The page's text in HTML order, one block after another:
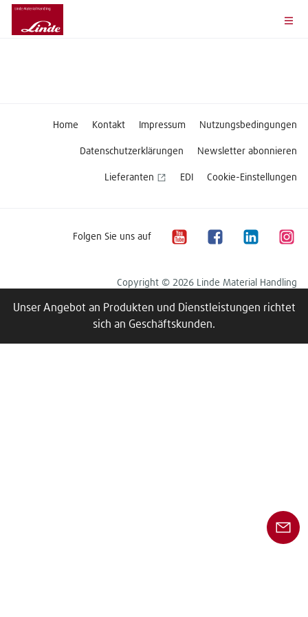
Home Kontakt Impressum Nutzungsbedingungen
Datenschutzerklärungen Newsletter abonnieren
Lieferanten EDI Cookie-Einstellungen
Folgen Sie uns auf
Copyright © 2026 Linde Material Handling
Unser Angebot an Produkten und Dienstleistungen richtet
sich an Geschäftskunden.